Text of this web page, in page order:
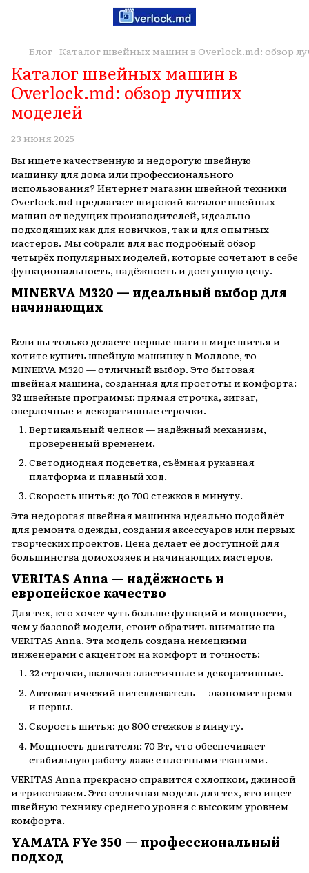
Блог Каталог швейных машин в Overlock.md: обзор
Каталог швейных машин в
Overlock.md: обзор лучших
моделей
23 июня 2025
Вы ищете качественную и недорогую швейную
машинку для дома или профессионального
использования? Интернет магазин швейной техники
Overlock.md предлагает широкий каталог швейных
машин от ведущих производителей, идеально
подходящих как для новичков, так и для опытных
мастеров. Мы собрали для вас подробный обзор
четырёх популярных моделей, которые сочетают в себе
функциональность, надёжность и доступную цену.
MINERVA M320 — идеальный выбор для
начинающих
Если вы только делаете первые шаги в мире шитья и
хотите купить швейную машинку в Молдове, то
MINERVA M320 — отличный выбор. Это бытовая
швейная машина, созданная для простоты и комфорта:
32 швейные программы: прямая строчка, зигзаг,
оверлочные и декоративные строчки.
Вертикальный челнок — надёжный механизм,
проверенный временем.
Светодиодная подсветка, съёмная рукавная
платформа и плавный ход.
Скорость шитья: до 700 стежков в минуту.
Эта недорогая швейная машинка идеально подойдёт
для ремонта одежды, создания аксессуаров или первых
творческих проектов. Цена делает её доступной для
большинства домохозяек и начинающих мастеров.
VERITAS Anna — надёжность и
европейское качество
Для тех, кто хочет чуть больше функций и мощности,
чем у базовой модели, стоит обратить внимание на
VERITAS Anna. Эта модель создана немецкими
инженерами с акцентом на комфорт и точность:
32 строчки, включая эластичные и декоративные.
Автоматический нитевдеватель — экономит время
и нервы.
Скорость шитья: до 800 стежков в минуту.
Мощность двигателя: 70 Вт, что обеспечивает
стабильную работу даже с плотными тканями.
VERITAS Anna прекрасно справится с хлопком, джинсой
и трикотажем. Это отличная модель для тех, кто ищет
швейную технику среднего уровня с высоким уровнем
комфорта.
YAMATA FYe 350 — профессиональный
подход